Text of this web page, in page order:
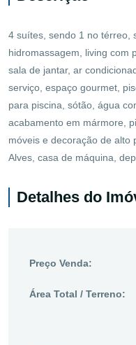
4 suítes, sendo 1 no térreo,
hidromassagem, living com
sala de jantar, ar
serviço, espaço gourmet,
para piscina, sótão, água
acabamento em mármore,
móveis e decoração de alto
Alves, casa de máquina,
Detalhes do
Preço Venda:
Área Total / Terreno: